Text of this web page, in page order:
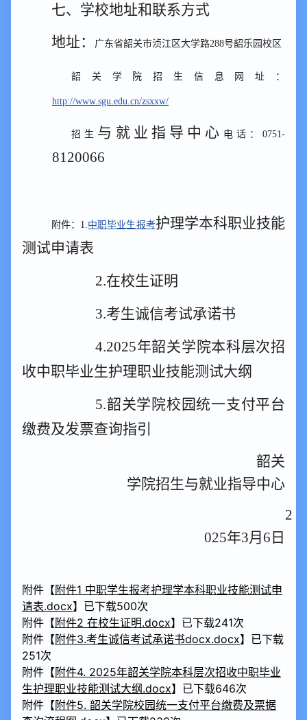
七、 学校地址和联系方式
地址：
广东省韶关市浈江区大学路288号韶乐园校区
韶关学院招生信息网址：
http://www.sgu.edu.cn/zsxxw/
招生 与就业指导中心 电话：0751-
8120066
附件： 1. 中职毕业生报考护理学本科职业技能
测试申请表
2.在校生证明
3.考生诚信考试承诺书
4.2025年韶关学院本科层次招
收中职毕业生护理职业技能测试大纲
5.韶关学院校园统一支付平台
缴费及发票查询指引
韶关
学院招生与就业指导中心
2
025年3月 6 日
附件【附件1 中职学生报考护理学本科职业技能测试申
请表.docx】已下载500次
附件【附件2 在校生证明.docx】已下载241次
附件【附件3.考生诚信考试承诺书docx.docx】已下载
251次
附件【附件4. 2025年韶关学院本科层次招收中职毕业
生护理职业技能测试大纲.docx】已下载646次
附件【附件5. 韶关学院校园统一支付平台缴费及票据